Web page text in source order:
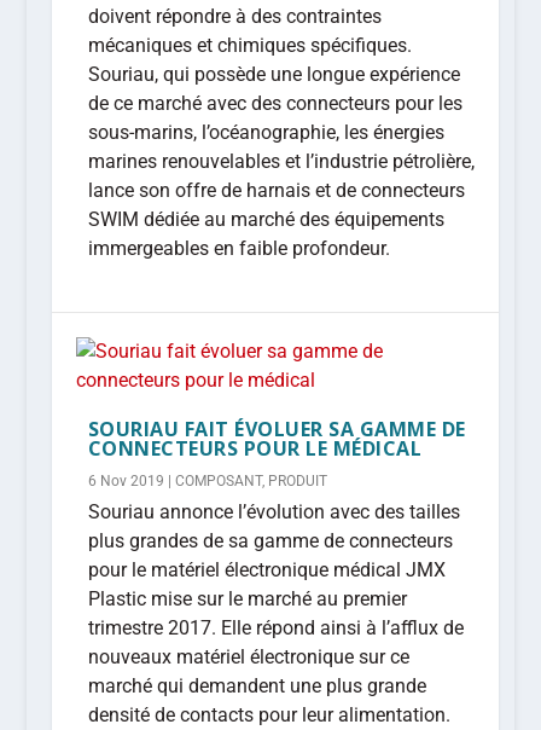
doivent répondre à des contraintes
mécaniques et chimiques spécifiques.
Souriau, qui possède une longue expérience
de ce marché avec des connecteurs pour les
sous-marins, l’océanographie, les énergies
marines renouvelables et l’industrie pétrolière,
lance son offre de harnais et de connecteurs
SWIM dédiée au marché des équipements
immergeables en faible profondeur.
SOURIAU FAIT ÉVOLUER SA GAMME DE
CONNECTEURS POUR LE MÉDICAL
6 Nov 2019 COMPOSANT, PRODUIT
Souriau annonce l’évolution avec des tailles
plus grandes de sa gamme de connecteurs
pour le matériel électronique médical JMX
Plastic mise sur le marché au premier
trimestre 2017. Elle répond ainsi à l’afflux de
nouveaux matériel électronique sur ce
marché qui demandent une plus grande
densité de contacts pour leur alimentation.